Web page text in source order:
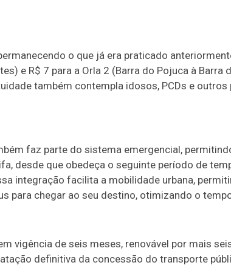
o que já era praticado
e R$ 7 para a Orla 2 (Barra do Pojuca à
também contempla idosos, PCDs e
faz parte do sistema emergencial,
desde que obedeça o seguinte período de
integração facilita a mobilidade urbana,
para chegar ao seu destino, otimizando o
vigência de seis meses, renovável por mais
definitiva da concessão do transporte